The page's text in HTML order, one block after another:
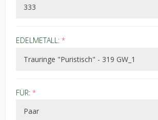
EDELMETALL: *
FÜR: *